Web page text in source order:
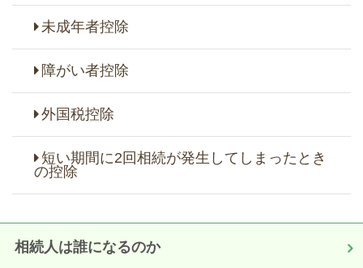
未成年者控除
障がい者控除
外国税控除
短い期間に2回相続が発生してしまったとき
の控除
相続人は誰になるのか